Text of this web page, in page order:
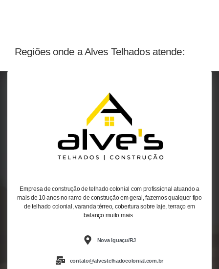
Regiões onde a Alves Telhados atende:
Empresa de construção de telhado colonial com profissional atuando a
mais de 10 anos no ramo de construção em geral, fazemos qualquer tipo
de telhado colonial, varanda térreo, cobertura sobre laje, terraço em
balanço muito mais.
Nova Iguaçu/RJ
contato@alvestelhadocolonial.com.br